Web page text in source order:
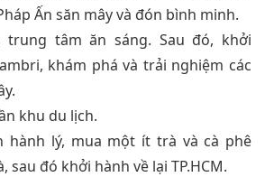
Ấn săn mây và đón bình minh.
trung tâm ăn sáng. Sau đó, khởi
khám phá và trải nghiệm các
khu du lịch.
hành lý, mua một ít trà và cà phê
sau đó khởi hành về lại TP.HCM.